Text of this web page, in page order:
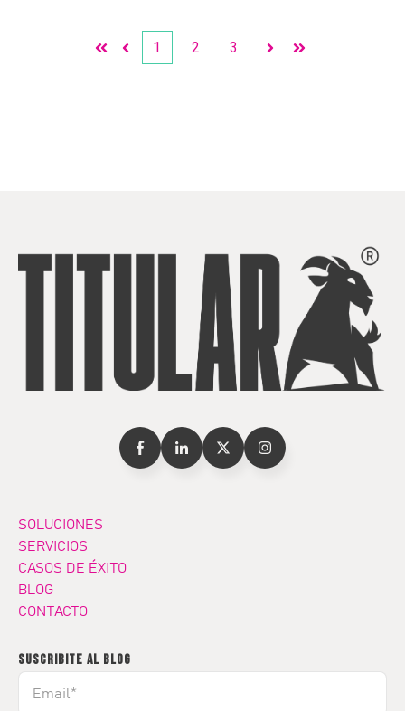
PrimeraAnterior
1 2 3
Siguiente
Última
SOLUCIONES
SERVICIOS
CASOS DE ÉXITO
BLOG
CONTACTO
SUSCRIBITE AL BLOG